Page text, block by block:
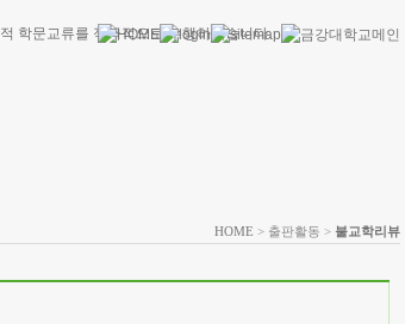
HOME > 출판활동 > 불교학리뷰